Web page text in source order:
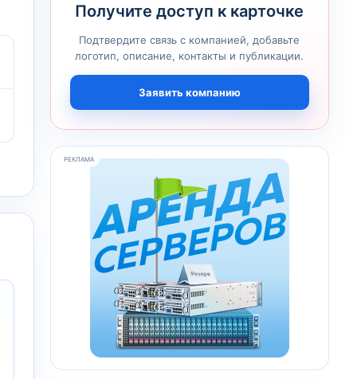
Получите доступ к карточке
Подтвердите связь с компанией, добавьте
логотип, описание, контакты и публикации.
Заявить компанию
РЕКЛАМА